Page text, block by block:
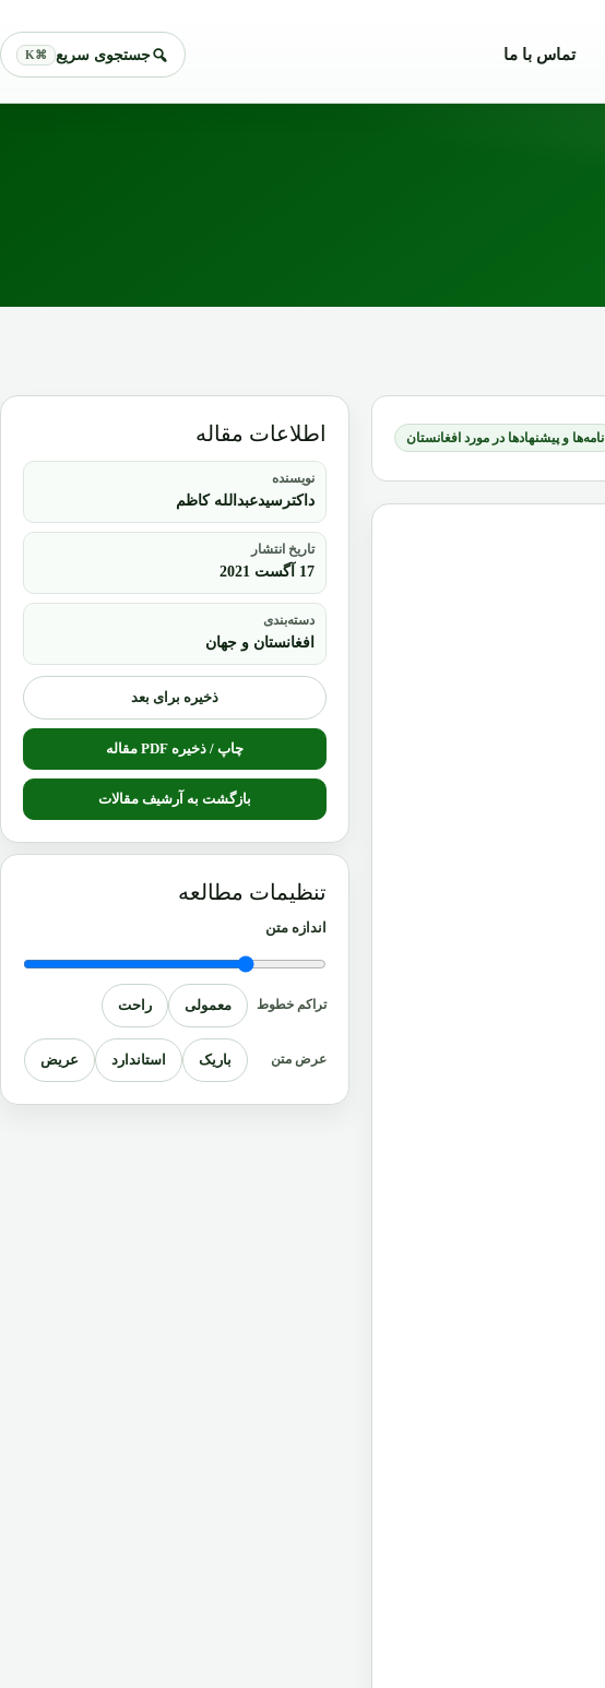
تماس با ما جستجوی سریع ⌘K
نامه‌ها و پیشنهادها در مورد افغانستان اطلاعات مقاله
نویسنده
داکترسیدعبدالله کاظم
تاریخ انتشار
17 آگست 2021
دسته‌بندی
افغانستان و جهان
ذخیره برای بعد
چاپ / ذخیره PDF مقاله
بازگشت به آرشیف مقالات
تنظیمات مطالعه
اندازه متن
تراکم خطوط معمولی راحت
عرض متن باریک استاندارد عریض